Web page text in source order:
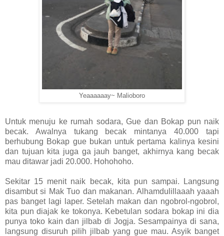
Yeaaaaaay~ Malioboro
Untuk menuju ke rumah sodara, Gue dan Bokap pun naik
becak. Awalnya tukang becak mintanya 40.000 tapi
berhubung Bokap gue bukan untuk pertama kalinya kesini
dan tujuan kita juga ga jauh banget, akhirnya kang becak
mau ditawar jadi 20.000. Hohohoho.
Sekitar 15 menit naik becak, kita pun sampai. Langsung
disambut si Mak Tuo dan makanan. Alhamdulillaaah yaaah
pas banget lagi laper. Setelah makan dan ngobrol-ngobrol,
kita pun diajak ke tokonya. Kebetulan sodara bokap ini dia
punya toko kain dan jilbab di Jogja. Sesampainya di sana,
langsung disuruh pilih jilbab yang gue mau. Asyik banget